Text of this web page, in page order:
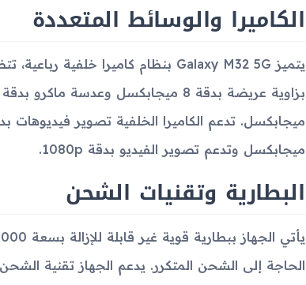
الكاميرا والوسائط المتعددة
ميجابكسل وتدعم تصوير الفيديو بدقة 1080p.
البطارية وتقنيات الشحن
الحاجة إلى الشحن المتكرر. يدعم الجهاز تقنية الشحن